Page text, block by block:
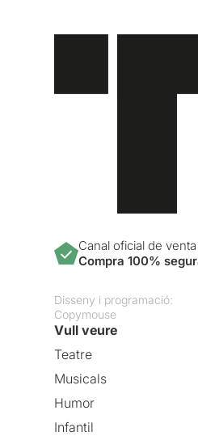
Canal oficial de venta
Compra 100%
Disseny i programació:
Copymouse
Vull veure
Teatre
Musicals
Humor
Infantil